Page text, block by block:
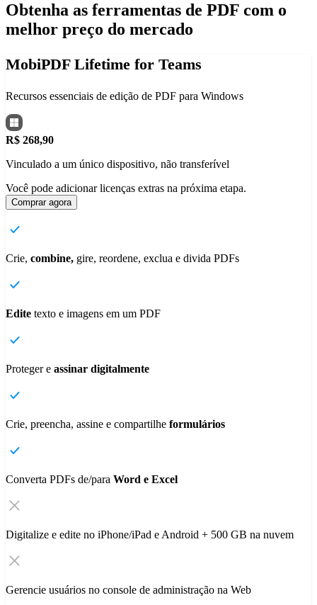
Obtenha as ferramentas de PDF com o
melhor preço do mercado
MobiPDF Lifetime for Teams
Recursos essenciais de edição de PDF para Windows
R$ 268,90
Vinculado a um único dispositivo, não transferível
Você pode adicionar licenças extras na próxima etapa.
Comprar agora
Crie, combine, gire, reordene, exclua e divida PDFs
Edite texto e imagens em um PDF
Proteger e assinar digitalmente
Crie, preencha, assine e compartilhe formulários
Converta PDFs de/para Word e Excel
Digitalize e edite no iPhone/iPad e Android + 500 GB na nuvem
Gerencie usuários no console de administração na Web